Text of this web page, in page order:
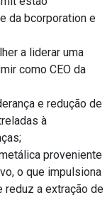
da bcorporation e
a liderar uma
como CEO da
e redução de
à
proveniente
o que impulsiona
reduz a extração de